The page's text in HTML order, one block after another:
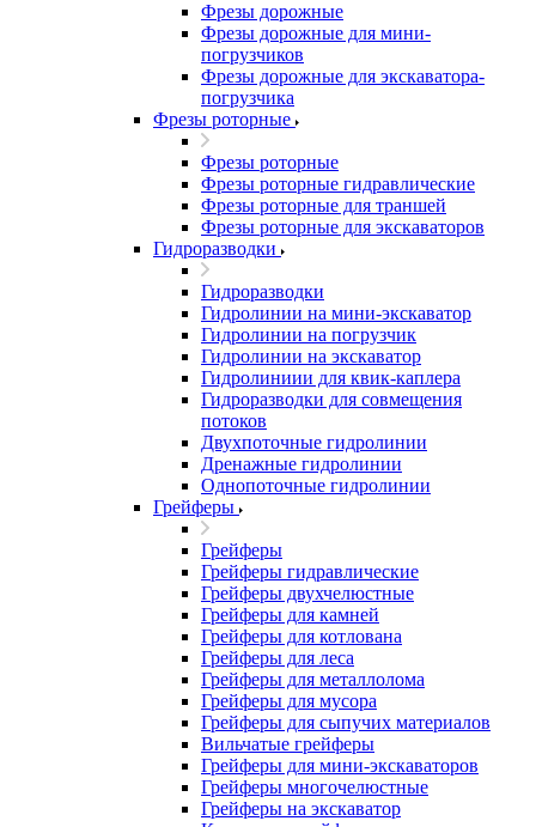
Фрезы дорожные
Фрезы дорожные для мини-
погрузчиков
Фрезы дорожные для экскаватора-
погрузчика
Фрезы роторные
Фрезы роторные
Фрезы роторные гидравлические
Фрезы роторные для траншей
Фрезы роторные для экскаваторов
Гидроразводки
Гидроразводки
Гидролинии на мини-экскаватор
Гидролинии на погрузчик
Гидролинии на экскаватор
Гидролиниии для квик-каплера
Гидроразводки для совмещения
потоков
Двухпоточные гидролинии
Дренажные гидролинии
Однопоточные гидролинии
Грейферы
Грейферы
Грейферы гидравлические
Грейферы двухчелюстные
Грейферы для камней
Грейферы для котлована
Грейферы для леса
Грейферы для металлолома
Грейферы для мусора
Грейферы для сыпучих материалов
Вильчатые грейферы
Грейферы для мини-экскаваторов
Грейферы многочелюстные
Грейферы на экскаватор